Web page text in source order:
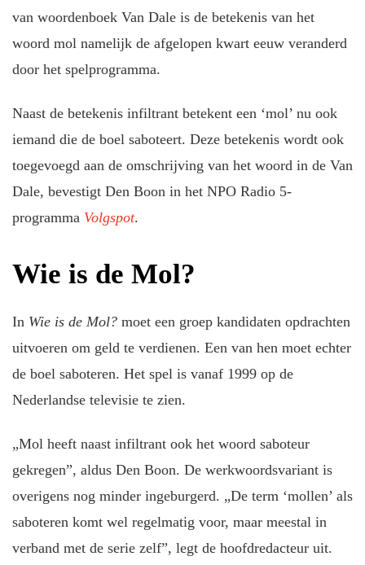
van woordenboek Van Dale is de betekenis van het
woord mol namelijk de afgelopen kwart eeuw veranderd
door het spelprogramma.
Naast de betekenis infiltrant betekent een ‘mol’ nu ook
iemand die de boel saboteert. Deze betekenis wordt ook
toegevoegd aan de omschrijving van het woord in de Van
Dale, bevestigt Den Boon in het NPO Radio 5-
programma Volgspot.
Wie is de Mol?
In Wie is de Mol?moet een groep kandidaten opdrachten
uitvoeren om geld te verdienen. Een van hen moet echter
de boel saboteren. Het spel is vanaf 1999 op de
Nederlandse televisie te zien.
„Mol heeft naast infiltrant ook het woord saboteur
gekregen”, aldus Den Boon. De werkwoordsvariant is
overigens nog minder ingeburgerd. „De term ‘mollen’ als
saboteren komt wel regelmatig voor, maar meestal in
verband met de serie zelf”, legt de hoofdredacteur uit.